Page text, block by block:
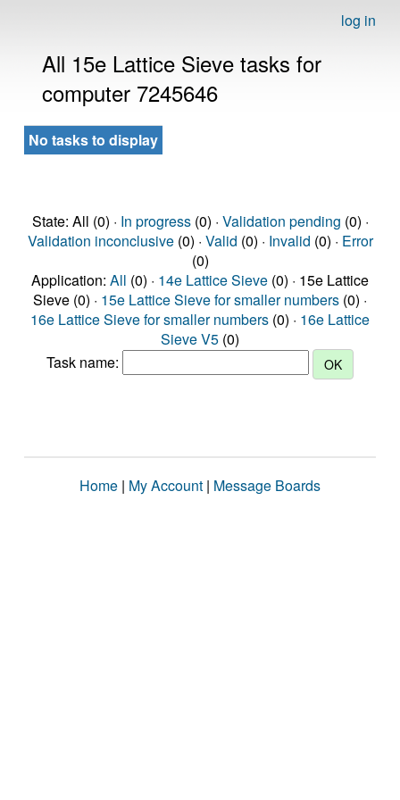
log in
All 15e Lattice Sieve tasks for
computer 7245646
No tasks to display
State: All (0) · In progress(0) · Validation pending (0) ·
Validation inconclusive(0) · Valid (0) · Invalid (0) · Error
(0)
Application: All (0) · 14e Lattice Sieve (0) · 15e Lattice
Sieve (0) · 15e Lattice Sieve for smaller numbers (0) ·
16e Lattice Sieve for smaller numbers (0) · 16e Lattice
Sieve V5 (0)
Task name:
Home | My Account | Message Boards